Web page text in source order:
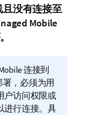
没有连接至
Mobile
连接到
署，必须为用
户访问权限或
进行连接。具